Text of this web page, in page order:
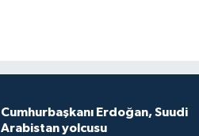
Cumhurbaşkanı Erdoğan, Suudi
Arabistan yolcusu